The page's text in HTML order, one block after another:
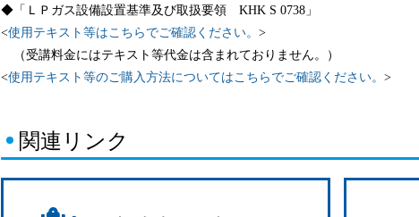
◆「ＬＰガス設備設置基準及び取扱要領 KHK S 0738」
<使用テキスト等はこちらでご確認ください。 >
（受講料金にはテキスト等代金は含まれておりません。）
<使用テキスト等のご購入方法についてはこちらでご確認ください。 >
関連リンク